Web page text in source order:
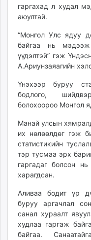
гаргахад л худал
аюултай.
“Монгол Улс ядуу
байгаа нь
үүдэлтэй” гэж
А.Ариунзаяагийн
Үнэхээр буруу
бодлого,
болохоороо Монгол
Манай улсын
их нөлөөлдөг гэж
статистикийн
тэр тусмаа эрх
гаргадаг болсон
харагдсан.
Аливаа бодит үр
буруу аргачлал
санал хураалт
худлаа гаргаж
байгаа.